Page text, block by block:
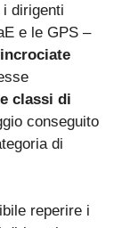
dirigenti
e le GPS –
classi di
conseguito
di
reperire i